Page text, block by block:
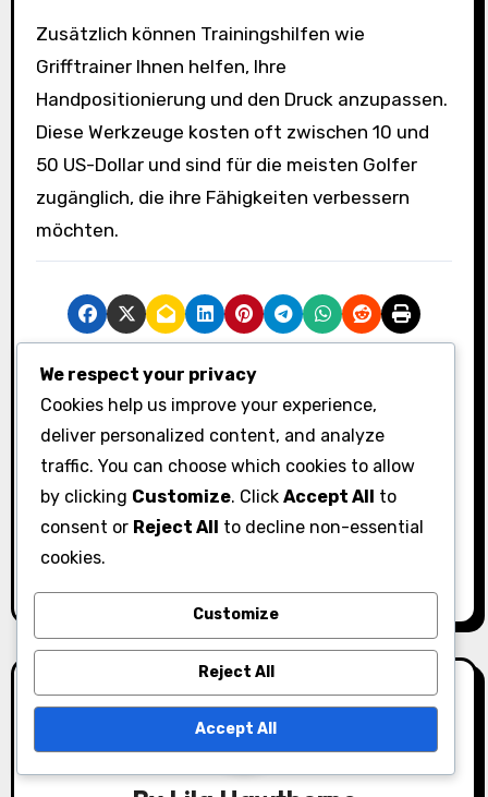
Zusätzlich können Trainingshilfen wie
Grifftrainer Ihnen helfen, Ihre
Handpositionierung und den Druck anzupassen.
Diese Werkzeuge kosten oft zwischen 10 und
50 US-Dollar und sind für die meisten Golfer
zugänglich, die ihre Fähigkeiten verbessern
möchten.
P
o
s
t
a
i
g
Putten mit einem
Zeichnungsball:
Ausrichtung,
Schlägewinkel,
Ballposition
Techniken für das
Putten am Hang:
Winkelanpassung,
Griffanpassung,
We respect your privacy
Cookies help us improve your experience,
deliver personalized content, and analyze
traffic. You can choose which cookies to allow
by clicking Customize. Click Accept All to
consent or Reject All to decline non-essential
cookies.
Customize
Reject All
Accept All